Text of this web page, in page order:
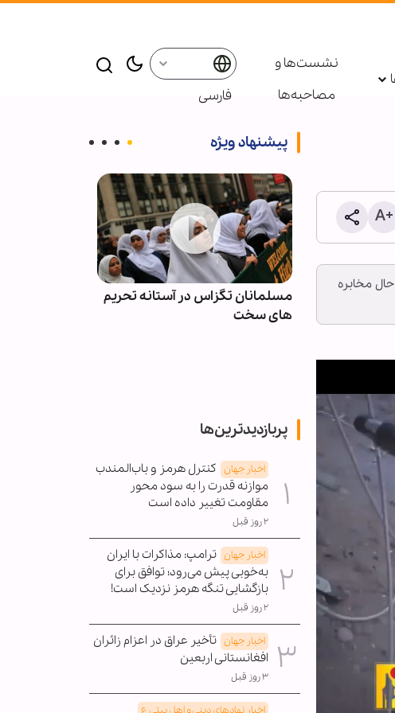
نشست‌ها و
مصاحبه‌ها
فارسی
مخابره
پیشنهاد ویژه
سنگر
مسلمانان تگزاس در آستانه تحریم
های سخت
پربازدیدترین‌ها
اخبار جهان کنترل هرمز و باب‌المندب
موازنه قدرت را به سود محور
مقاومت تغییر داده است
۲ روز قبل
اخبار جهان ترامپ: مذاکرات با ایران
به‌خوبی پیش می‌رود؛ توافق برای
بازگشایی تنگه هرمز نزدیک است!
۲ روز قبل
اخبار جهان تأخیر عراق در اعزام زائران
افغانستانی اربعین
۳ روز قبل
اخبار نهادهای دینی و اهل بیتی ع